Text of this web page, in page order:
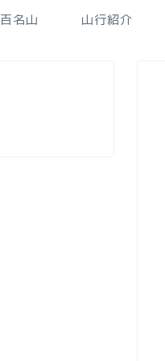
百名山 山行紹介